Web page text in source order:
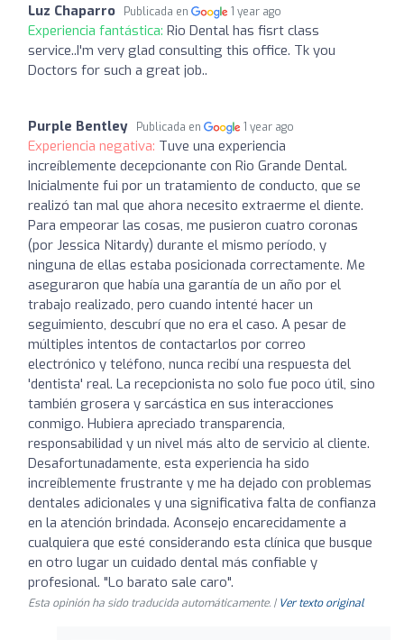
Luz Chaparro Publicada en 1 year ago
Experiencia fantástica: Rio Dental has fisrt class
service..I'm very glad consulting this office. Tk you
Doctors for such a great job..
Purple Bentley Publicada en 1 year ago
Experiencia negativa: Tuve una experiencia
increíblemente decepcionante con Rio Grande Dental.
Inicialmente fui por un tratamiento de conducto, que se
realizó tan mal que ahora necesito extraerme el diente.
Para empeorar las cosas, me pusieron cuatro coronas
(por Jessica Nitardy) durante el mismo período, y
ninguna de ellas estaba posicionada correctamente. Me
aseguraron que había una garantía de un año por el
trabajo realizado, pero cuando intenté hacer un
seguimiento, descubrí que no era el caso. A pesar de
múltiples intentos de contactarlos por correo
electrónico y teléfono, nunca recibí una respuesta del
'dentista' real. La recepcionista no solo fue poco útil, sino
también grosera y sarcástica en sus interacciones
conmigo. Hubiera apreciado transparencia,
responsabilidad y un nivel más alto de servicio al cliente.
Desafortunadamente, esta experiencia ha sido
increíblemente frustrante y me ha dejado con problemas
dentales adicionales y una significativa falta de confianza
en la atención brindada. Aconsejo encarecidamente a
cualquiera que esté considerando esta clínica que busque
en otro lugar un cuidado dental más confiable y
profesional. "Lo barato sale caro".
Esta opinión ha sido traducida automáticamente. | Ver texto original